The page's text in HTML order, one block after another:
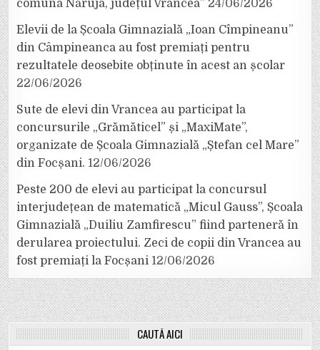
comuna Năruja, județul Vrancea” 24/06/2026
Elevii de la Școala Gimnazială „Ioan Cîmpineanu”
din Câmpineanca au fost premiați pentru
rezultatele deosebite obținute în acest an școlar
22/06/2026
Sute de elevi din Vrancea au participat la
concursurile „Grămăticel” și „MaxiMate”,
organizate de Școala Gimnazială „Ștefan cel Mare”
din Focșani. 12/06/2026
Peste 200 de elevi au participat la concursul
interjudețean de matematică „Micul Gauss”, Școala
Gimnazială „Duiliu Zamfirescu” fiind parteneră în
derularea proiectului. Zeci de copii din Vrancea au
fost premiați la Focșani 12/06/2026
CAUTĂ AICI